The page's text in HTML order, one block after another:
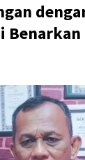
Benarkan